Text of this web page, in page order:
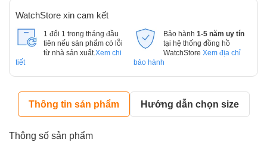
WatchStore xin cam kết
1 đổi 1 trong tháng đầu
tiên nếu sản phẩm có lỗi
từ nhà sản xuất. Xem chi
tiết
Bảo hành 1-5 năm uy tín
tại hệ thống đồng hồ
WatchStore Xem địa chỉ
bảo hành
Thông tin sản phẩm Hướng dẫn chọn size
Thông số sản phẩm